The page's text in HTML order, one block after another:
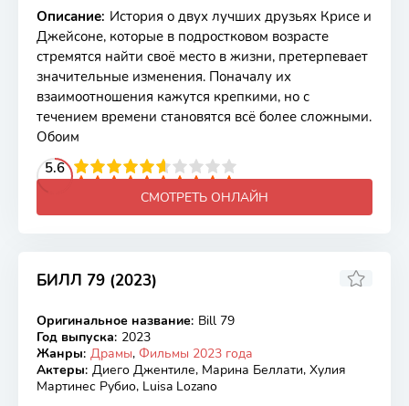
Описание: История о двух лучших друзьях Крисе и
Джейсоне, которые в подростковом возрасте
стремятся найти своё место в жизни, претерпевает
значительные изменения. Поначалу их
взаимоотношения кажутся крепкими, но с
течением времени становятся всё более сложными.
Обоим
5.6
4 5 6 7 8 9 10
СМОТРЕТЬ ОНЛАЙН
БИЛЛ 79 (2023)
WEB-DL
7.5
Оригинальное название: Bill 79
Год выпуска: 2023
Жанры: Драмы, Фильмы 2023 года
Актеры: Диего Джентиле, Марина Беллати, Хулия
Мартинес Рубио, Luisa Lozano